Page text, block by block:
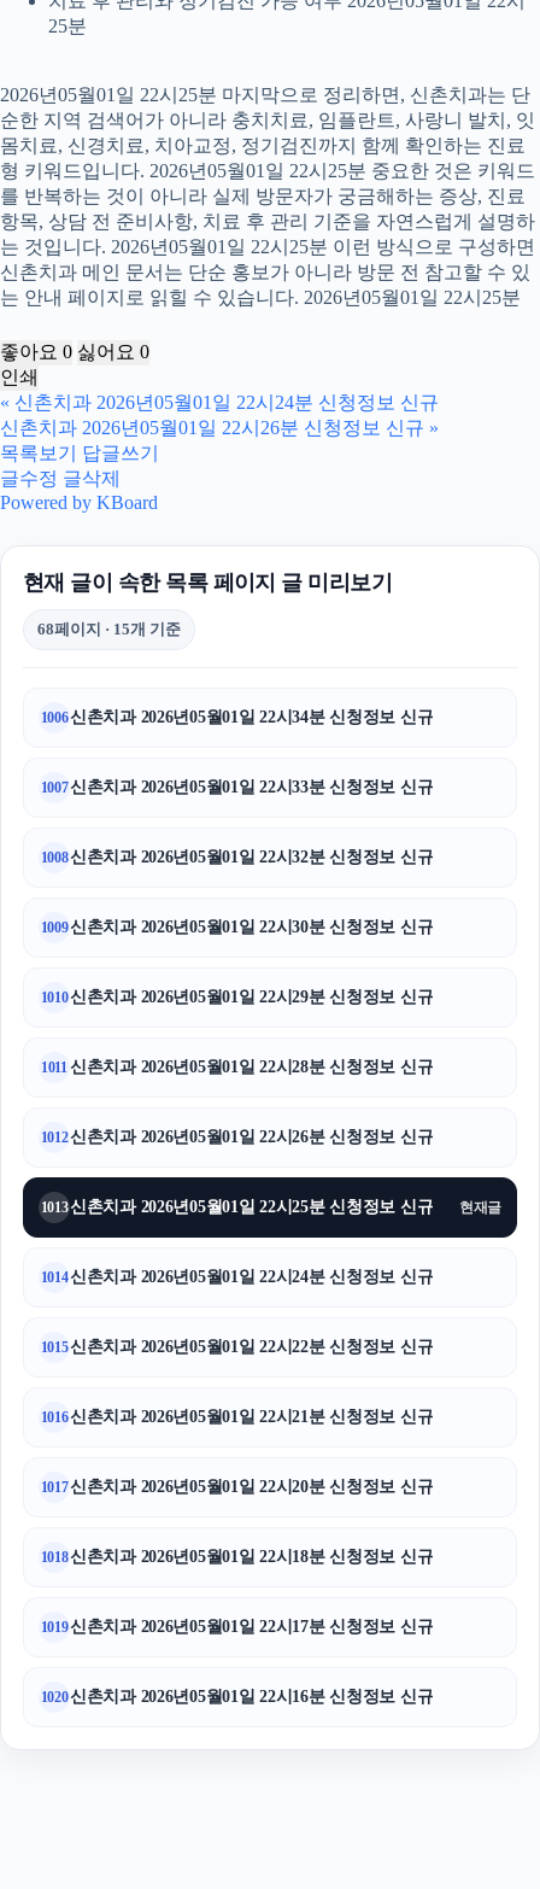
25분
2026년05월01일 22시25분 마지막으로 정리하면, 신촌치과는 단
순한 지역 검색어가 아니라 충치치료, 임플란트, 사랑니 발치, 잇
몸치료, 신경치료, 치아교정, 정기검진까지 함께 확인하는 진료
형 키워드입니다. 2026년05월01일 22시25분 중요한 것은 키워드
를 반복하는 것이 아니라 실제 방문자가 궁금해하는 증상, 진료
항목, 상담 전 준비사항, 치료 후 관리 기준을 자연스럽게 설명하
는 것입니다. 2026년05월01일 22시25분 이런 방식으로 구성하면
신촌치과 메인 문서는 단순 홍보가 아니라 방문 전 참고할 수 있
는 안내 페이지로 읽힐 수 있습니다. 2026년05월01일 22시25분
좋아요 0 싫어요 0
인쇄
« 신촌치과 2026년05월01일 22시24분 신청정보 신규
신촌치과 2026년05월01일 22시26분 신청정보 신규 »
목록보기
답글쓰기
글수정 글삭제
Powered by KBoard
현재 글이 속한 목록 페이지 글 미리보기
68페이지 · 15개 기준
1006신촌치과 2026년05월01일 22시34분 신청정보 신규
1007신촌치과 2026년05월01일 22시33분 신청정보 신규
1008신촌치과 2026년05월01일 22시32분 신청정보 신규
1009신촌치과 2026년05월01일 22시30분 신청정보 신규
1010신촌치과 2026년05월01일 22시29분 신청정보 신규
1011신촌치과 2026년05월01일 22시28분 신청정보 신규
1012신촌치과 2026년05월01일 22시26분 신청정보 신규
1013신촌치과 2026년05월01일 22시25분 신청정보 신규 현재글
1014신촌치과 2026년05월01일 22시24분 신청정보 신규
1015신촌치과 2026년05월01일 22시22분 신청정보 신규
1016신촌치과 2026년05월01일 22시21분 신청정보 신규
1017신촌치과 2026년05월01일 22시20분 신청정보 신규
1018신촌치과 2026년05월01일 22시18분 신청정보 신규
1019신촌치과 2026년05월01일 22시17분 신청정보 신규
1020신촌치과 2026년05월01일 22시16분 신청정보 신규